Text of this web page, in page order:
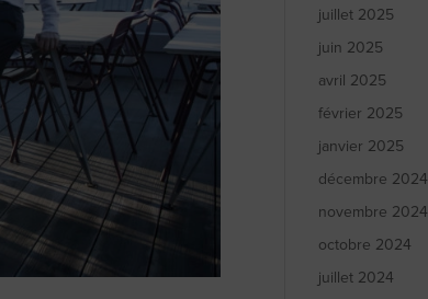
juillet 2025
juin 2025
avril 2025
février 2025
janvier 2025
décembre 2024
novembre 2024
octobre 2024
juillet 2024